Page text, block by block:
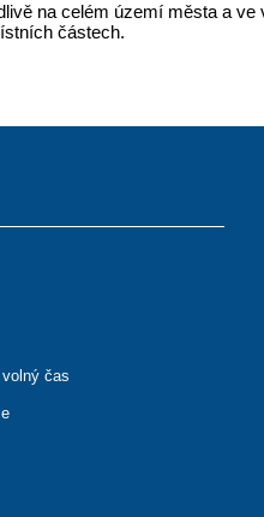
na celém území města a
částech.
čas